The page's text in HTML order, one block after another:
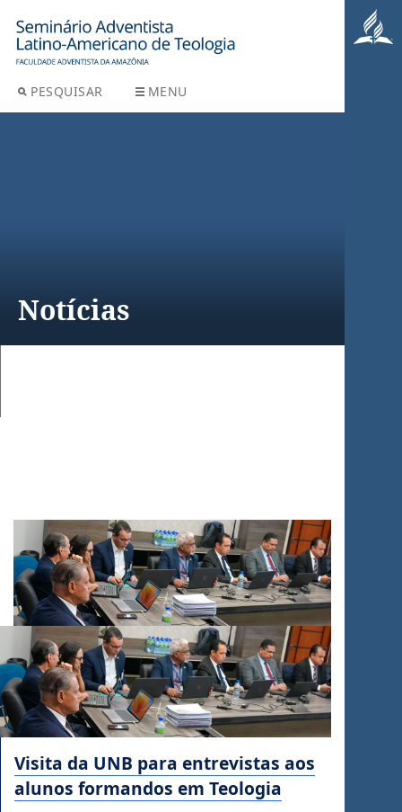
PESQUISAR MENU
Notícias
Visita da UNB para entrevistas aos
alunos formandos em Teologia